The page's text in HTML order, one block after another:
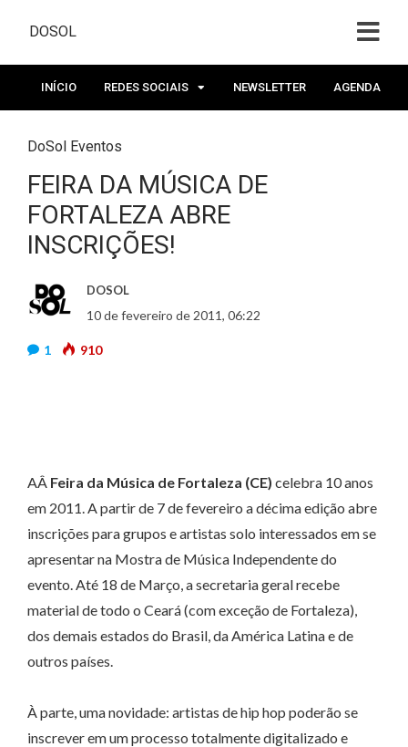
DOSOL
INÍCIO REDES SOCIAIS NEWSLETTER AGENDA
DoSol Eventos
FEIRA DA MÚSICA DE
FORTALEZA ABRE
INSCRIÇÕES!
DOSOL
10 de fevereiro de 2011, 06:22
1 910
AÂ Feira da Música de Fortaleza (CE) celebra 10 anos
em 2011. A partir de 7 de fevereiro a décima edição abre
inscrições para grupos e artistas solo interessados em se
apresentar na Mostra de Música Independente do
evento. Até 18 de Março, a secretaria geral recebe
material de todo o Ceará (com exceção de Fortaleza),
dos demais estados do Brasil, da América Latina e de
outros países.
À parte, uma novidade: artistas de hip hop poderão se
inscrever em um processo totalmente digitalizado e